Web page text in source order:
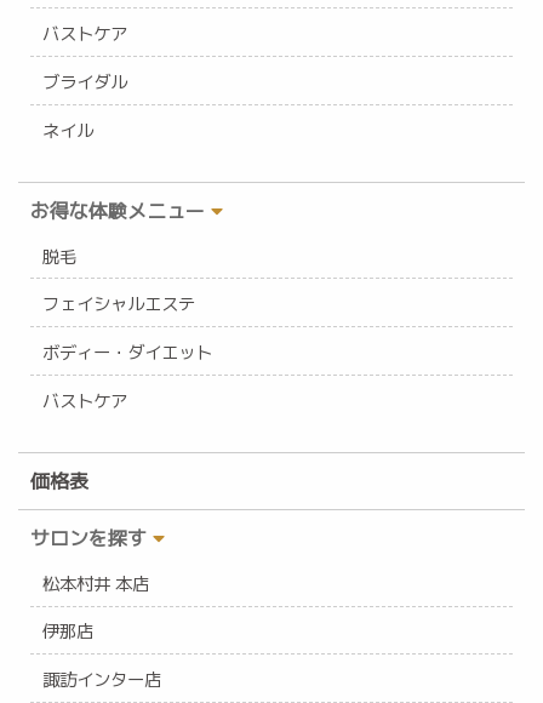
バストケア
ブライダル
ネイル
お得な体験メニュー
脱毛
フェイシャルエステ
ボディー・ダイエット
バストケア
価格表
サロンを探す
松本村井 本店
伊那店
諏訪インター店